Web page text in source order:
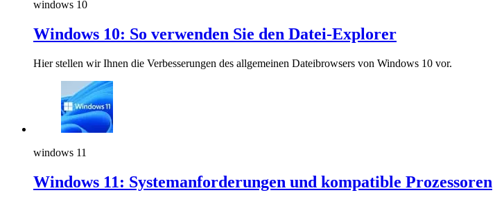
windows 10
Windows 10: So verwenden Sie den Datei-Explorer
Hier stellen wir Ihnen die Verbesserungen des allgemeinen Dateibrowsers von Windows 10 vor.
windows 11
Windows 11: Systemanforderungen und kompatible Prozessoren